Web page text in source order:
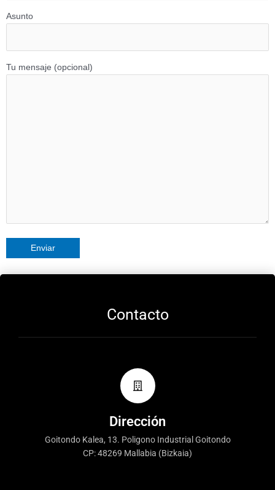
Asunto
Tu mensaje (opcional)
Contacto
Dirección
Goitondo Kalea, 13. Poligono Industrial Goitondo
CP: 48269 Mallabia (Bizkaia)